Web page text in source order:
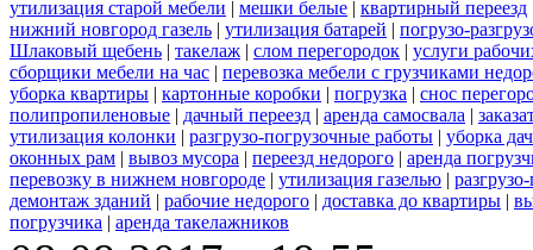
утилизация старой мебели | мешки белые | квартирный переезд
нижний новгород газель | утилизация батарей | погрузо-
Шлаковый щебень | такелаж | слом перегородок | услуги
сборщики мебели на час | перевозка мебели с грузчиками
уборка квартиры | картонные коробки | погрузка | снос
полипропиленовые | дачный переезд | аренда самосвала |
утилизация колонки | разгрузо-погрузочные работы | уборка
оконных рам | вывоз мусора | переезд недорого | аренда
перевозку в нижнем новгороде | утилизация газелью |
демонтаж зданий | рабочие недорого | доставка до квартиры |
погрузчика | аренда такелажников